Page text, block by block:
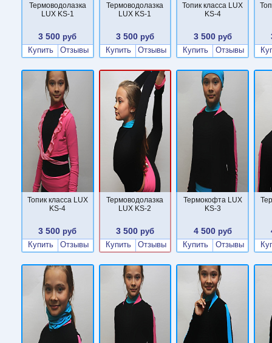
Термоводолазка
LUX KS-1
3 500 руб
Купить
Отзывы
Термоводолазка
LUX KS-1
3 500 руб
Купить
Отзывы
Топик класса LUX
KS-4
3 500руб
Купить
Отзывы
Топик класса LUX
KS-4
3 500 руб
Купить
Отзывы
Термоводолазка
LUX KS-2
3 500 руб
Купить
Отзывы
Термокофта LUX
KS-3
4 500руб
Купить
Отзывы